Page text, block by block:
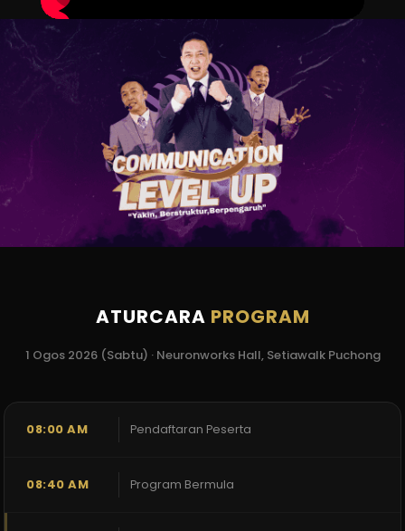
ATURCARA PROGRAM
1 Ogos 2026 (Sabtu) · Neuronworks Hall, Setiawalk Puchong
08:00 AM Pendaftaran Peserta
08:40 AM Program Bermula